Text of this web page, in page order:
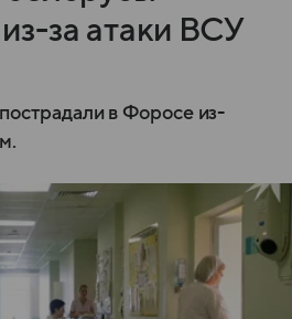
за атаки ВСУ
в Форосе из-